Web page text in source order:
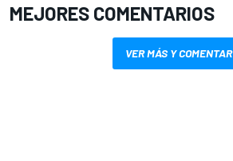
MEJORES COMENTARIOS
VER MÁS Y COMENTAR